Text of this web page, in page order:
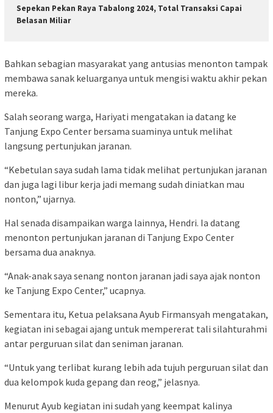
Sepekan Pekan Raya Tabalong 2024, Total Transaksi Capai
Belasan Miliar
Bahkan sebagian masyarakat yang antusias menonton tampak
membawa sanak keluarganya untuk mengisi waktu akhir pekan
mereka.
Salah seorang warga, Hariyati mengatakan ia datang ke
Tanjung Expo Center bersama suaminya untuk melihat
langsung pertunjukan jaranan.
“Kebetulan saya sudah lama tidak melihat pertunjukan jaranan
dan juga lagi libur kerja jadi memang sudah diniatkan mau
nonton,” ujarnya.
Hal senada disampaikan warga lainnya, Hendri. Ia datang
menonton pertunjukan jaranan di Tanjung Expo Center
bersama dua anaknya.
“Anak-anak saya senang nonton jaranan jadi saya ajak nonton
ke Tanjung Expo Center,” ucapnya.
Sementara itu, Ketua pelaksana Ayub Firmansyah mengatakan,
kegiatan ini sebagai ajang untuk mempererat tali silahturahmi
antar perguruan silat dan seniman jaranan.
“Untuk yang terlibat kurang lebih ada tujuh perguruan silat dan
dua kelompok kuda gepang dan reog,” jelasnya.
Menurut Ayub kegiatan ini sudah yang keempat kalinya